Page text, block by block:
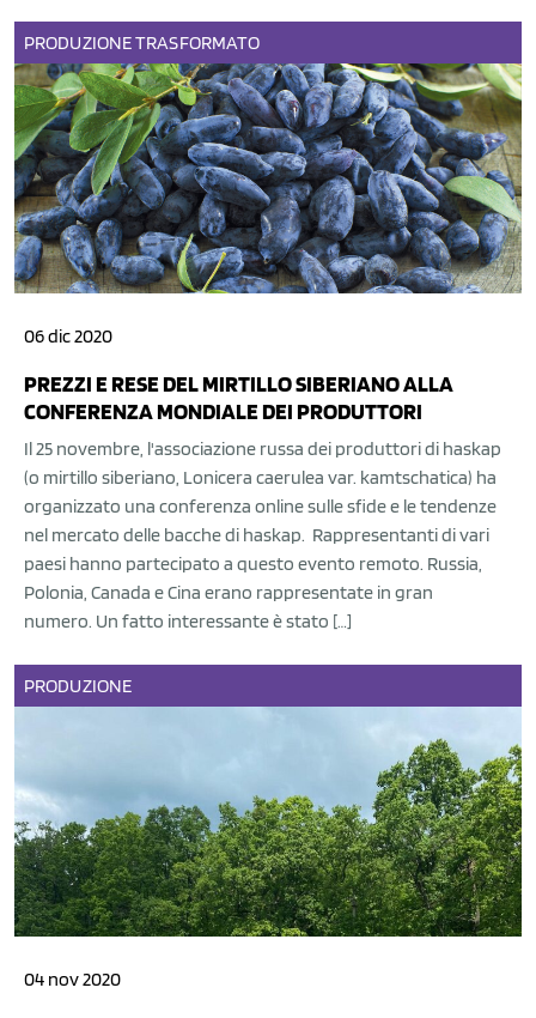
PRODUZIONETRASFORMATO
06 dic 2020
PREZZI E RESE DEL MIRTILLO SIBERIANO ALLA
CONFERENZA MONDIALE DEI PRODUTTORI
Il 25 novembre, l'associazione russa dei produttori di haskap
(o mirtillo siberiano, Lonicera caerulea var. kamtschatica) ha
organizzato una conferenza online sulle sfide e le tendenze
nel mercato delle bacche di haskap. Rappresentanti di vari
paesi hanno partecipato a questo evento remoto. Russia,
Polonia, Canada e Cina erano rappresentate in gran
numero. Un fatto interessante è stato […]
PRODUZIONE
04 nov 2020